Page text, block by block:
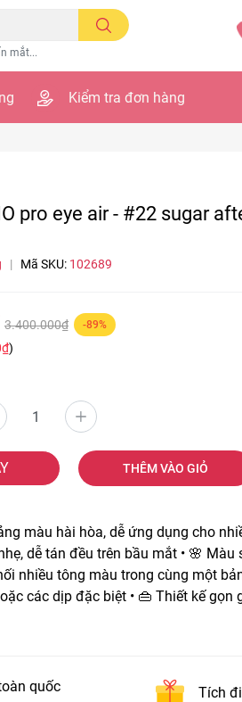
mắt...
Kiểm tra đơn hàng
pro eye air - #22 sugar
| Mã SKU: 102689
3.400.000₫ -89%
)
THÊM VÀO GIỎ
màu hài hòa, dễ ứng dụng cho
dễ tán đều trên bầu mắt • 🌸
nhiều tông màu trong cùng một
các dịp đặc biệt • 👜 Thiết kế gọn
quốc Tích